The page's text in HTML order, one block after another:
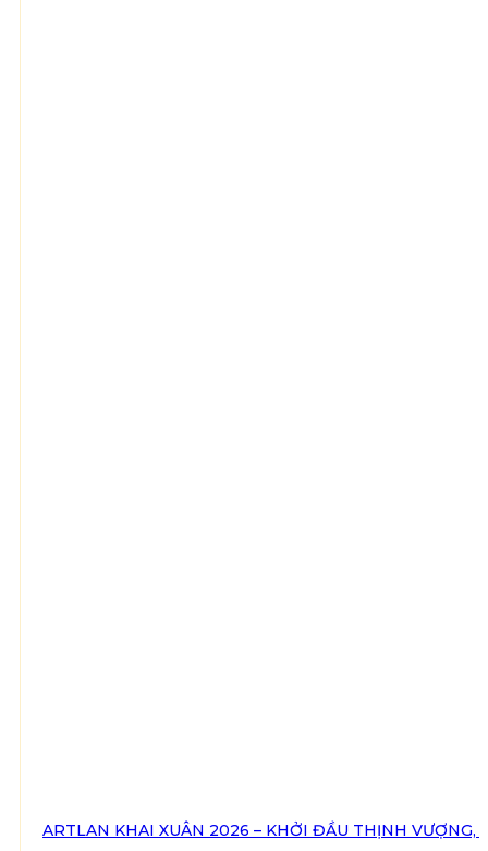
ARTLAN KHAI XUÂN 2026 – KHỞI ĐẦU THỊNH VƯỢNG,